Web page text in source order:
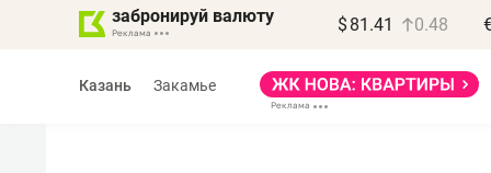
забронируй валюту $ 81.41 0.48
Казань Закамье